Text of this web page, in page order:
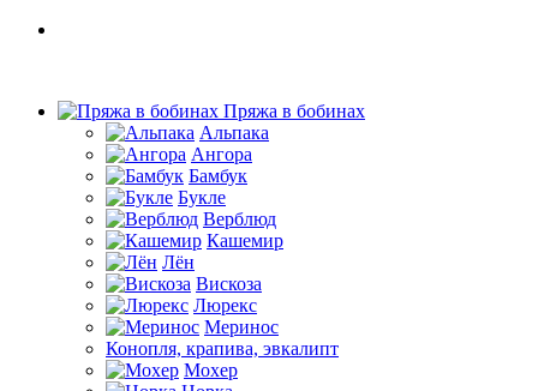
Пряжа в бобинах
Альпака
Ангора
Бамбук
Букле
Верблюд
Кашемир
Лён
Вискоза
Люрекс
Меринос
Конопля, крапива, эвкалипт
Мохер